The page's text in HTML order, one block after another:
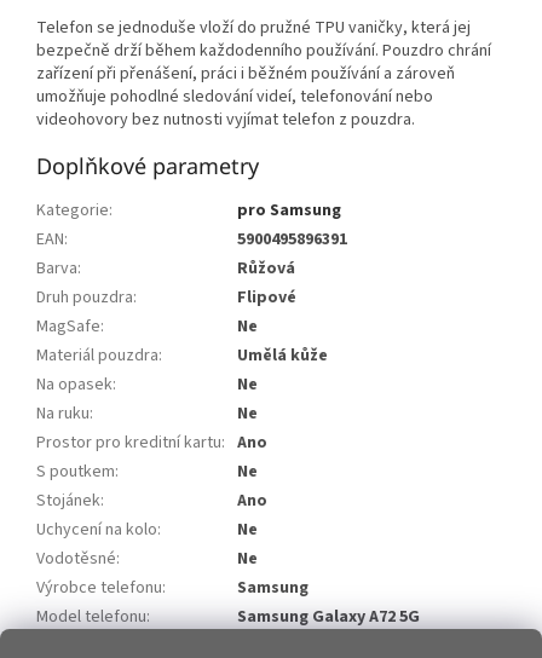
Telefon se jednoduše vloží do pružné TPU vaničky, která jej
bezpečně drží během každodenního používání. Pouzdro chrání
zařízení při přenášení, práci i běžném používání a zároveň
umožňuje pohodlné sledování videí, telefonování nebo
videohovory bez nutnosti vyjímat telefon z pouzdra.
Doplňkové parametry
Kategorie:
pro Samsung
EAN:
5900495896391
Barva:
Růžová
Druh pouzdra:
Flipové
MagSafe:
Ne
Materiál pouzdra:
Umělá kůže
Na opasek:
Ne
Na ruku:
Ne
Prostor pro kreditní kartu: Ano
S poutkem:
Ne
Stojánek:
Ano
Uchycení na kolo:
Ne
Vodotěsné:
Ne
Výrobce telefonu:
Samsung
Model telefonu:
Samsung Galaxy A72 5G